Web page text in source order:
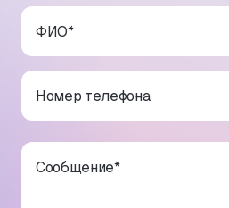
ФИО*
Номер телефона
Сообщение*